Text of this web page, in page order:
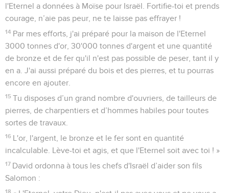
l'Eternel a données à Moïse pour Israël. Fortifie-toi et prends
courage, n’aie pas peur, ne te laisse pas effrayer !
14 Par mes efforts, j'ai préparé pour la maison de l'Eternel
3000 tonnes d'or, 30'000 tonnes d'argent et une quantité
de bronze et de fer qu'il n'est pas possible de peser, tant il y
en a. J'ai aussi préparé du bois et des pierres, et tu pourras
encore en ajouter.
15 Tu disposes d’un grand nombre d'ouvriers, de tailleurs de
pierres, de charpentiers et d’hommes habiles pour toutes
sortes de travaux.
16 L'or, l'argent, le bronze et le fer sont en quantité
incalculable. Lève-toi et agis, et que l'Eternel soit avec toi ! »
17 David ordonna à tous les chefs d'Israël d’aider son fils
Salomon :
18